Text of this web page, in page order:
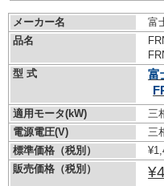
メーカー名
富
品名
型 式
富
適用モータ(kW)
三
電源電圧(V)
三
標準価格（税別）
販売価格（税別）